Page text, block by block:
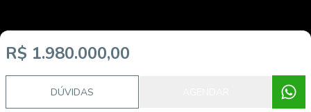
R$ 1.980.000,00
DÚVIDAS
Imobiliária Certificada:
Selo de Tecnologia Loft